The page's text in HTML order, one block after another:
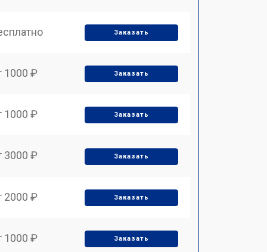
Заказать
1000 ₽ Заказать
1000 ₽ Заказать
3000 ₽ Заказать
2000 ₽ Заказать
1000 ₽ Заказать